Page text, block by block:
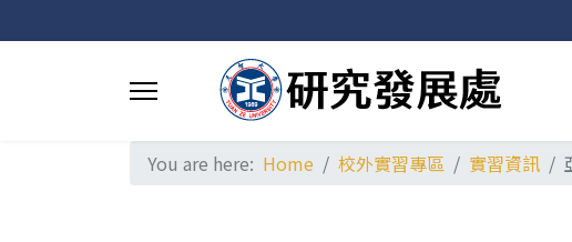
You are here: Home 校外實習專區 實習資訊